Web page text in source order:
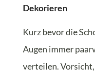
Dekorieren
Kurz bevor die
Augen immer
verteilen.